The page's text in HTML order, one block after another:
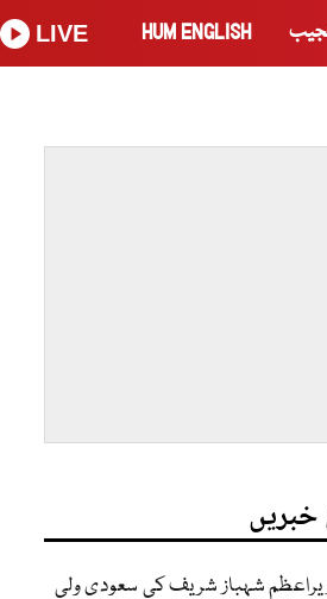
HUM ENGLISH
LIVE
خبریں
شہباز شریف کی سعودی ولی